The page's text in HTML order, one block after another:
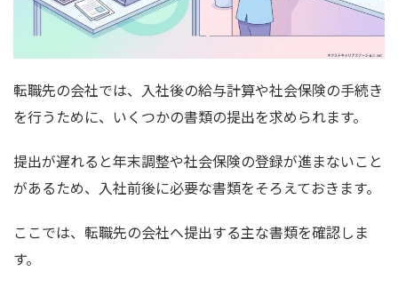
転職先の会社では、入社後の給与計算や社会保険の手続き
を行うために、いくつかの書類の提出を求められます。
提出が遅れると年末調整や社会保険の登録が進まないこと
があるため、入社前後に必要な書類をそろえておきます。
ここでは、転職先の会社へ提出する主な書類を確認しま
す。